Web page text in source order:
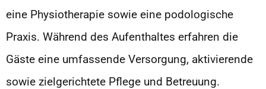
eine Physiotherapie sowie eine podologische
Praxis. Während des Aufenthaltes erfahren die
Gäste eine umfassende Versorgung, aktivierende
sowie zielgerichtete Pflege und Betreuung.